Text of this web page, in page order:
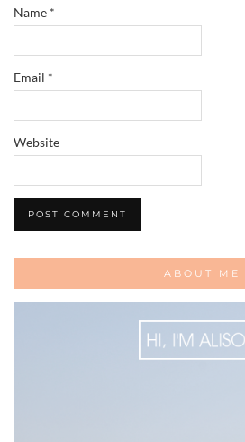
Name *
Email *
Website
ABOUT ME